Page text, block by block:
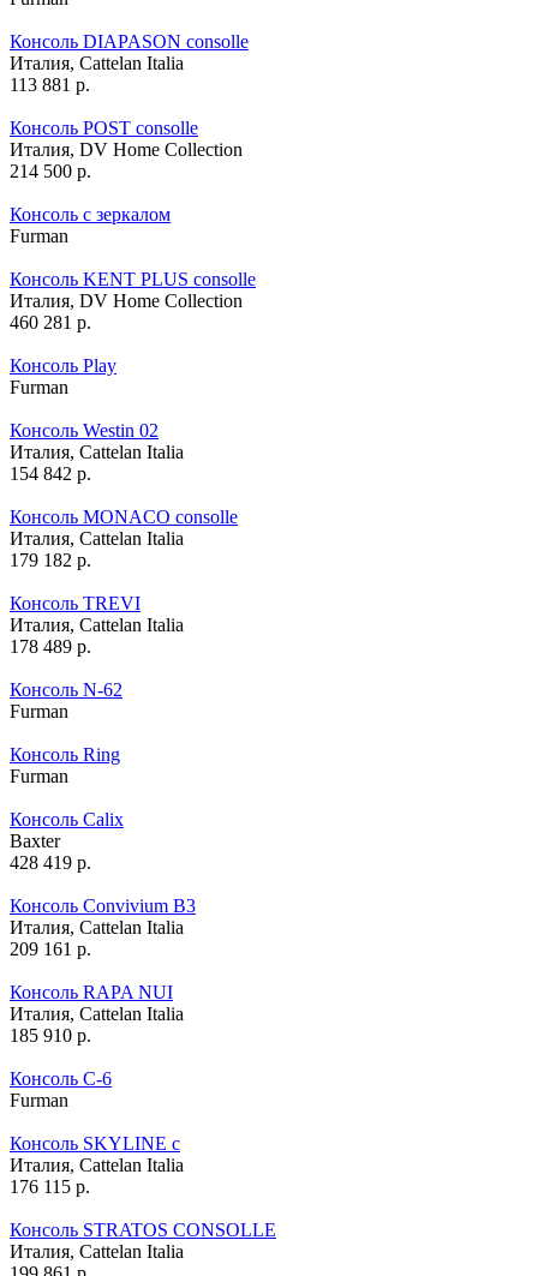
Консоль DIAPASON consolle
Италия, Cattelan Italia
113 881 р.
Консоль POST consolle
Италия, DV Home Collection
214 500 р.
Консоль с зеркалом
Furman
Консоль KENT PLUS consolle
Италия, DV Home Collection
460 281 р.
Консоль Play
Furman
Консоль Westin 02
Италия, Cattelan Italia
154 842 р.
Консоль MONACO consolle
Италия, Cattelan Italia
179 182 р.
Консоль TREVI
Италия, Cattelan Italia
178 489 р.
Консоль N-62
Furman
Консоль Ring
Furman
Консоль Calix
Baxter
428 419 р.
Консоль Convivium B3
Италия, Cattelan Italia
209 161 р.
Консоль RAPA NUI
Италия, Cattelan Italia
185 910 р.
Консоль C-6
Furman
Консоль SKYLINE c
Италия, Cattelan Italia
176 115 р.
Консоль STRATOS CONSOLLE
Италия, Cattelan Italia